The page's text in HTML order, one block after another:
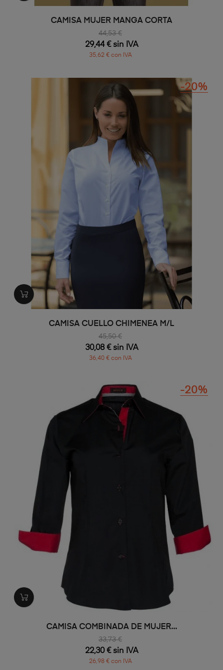
CAMISA MUJER MANGA CORTA
44,53 €
29,44 € sin IVA
35,62 € con IVA
CAMISA CUELLO CHIMENEA M/L
45,50 €
-20%
30,08 € sin IVA
36,40 € con IVA
CAMISA COMBINADA DE MUJER...
33,73 €
-20%
22,30 € sin IVA
26,98 € con IVA